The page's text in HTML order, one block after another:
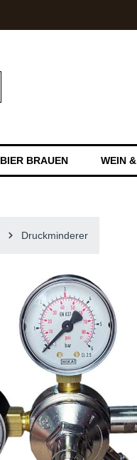
BIER BRAUEN WEIN
Druckminderer